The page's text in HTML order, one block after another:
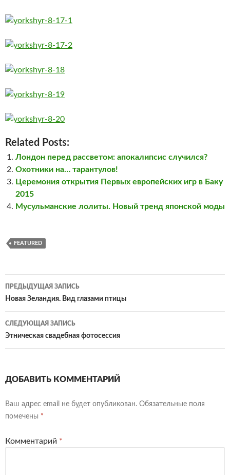
Related Posts:
Лондон перед рассветом: апокалипсис случился?
Охотники на… тарантулов!
Церемония открытия Первых европейских игр в Баку
2015
Мусульманские лолиты. Новый тренд японской моды
FEATURED
Навигация
по
записям
ПРЕДЫДУЩАЯ ЗАПИСЬ
Новая Зеландия. Вид глазами птицы
СЛЕДУЮЩАЯ ЗАПИСЬ
Этническая свадебная фотосессия
ДОБАВИТЬ КОММЕНТАРИЙ
Ваш адрес email не будет опубликован. Обязательные поля
помечены *
Комментарий *